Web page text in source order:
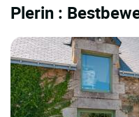
Plerin :